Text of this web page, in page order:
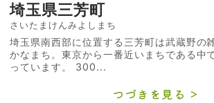
埼玉県三芳町
さいたまけんみよしまち
埼玉県南西部に位置する三芳町は武蔵野の
かなまち。東京から一番近いまちである中
っています。 300...
つづきを見る